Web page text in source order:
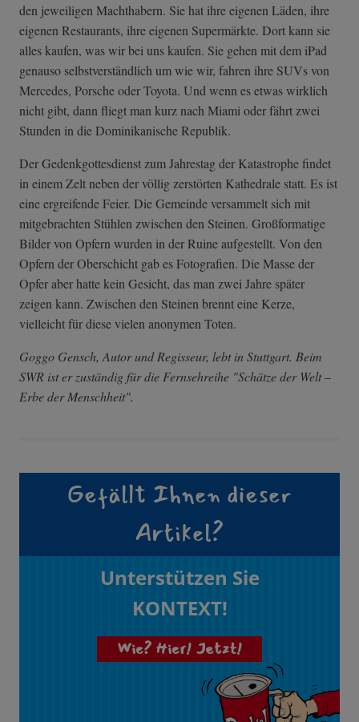
den jeweiligen Machthabern. Sie hat ihre eigenen Läden, ihre
eigenen Restaurants, ihre eigenen Supermärkte. Dort kann sie
alles kaufen, was wir bei uns kaufen. Sie gehen mit dem iPad
genauso selbstverständlich um wie wir, fahren ihre SUVs von
Mercedes, Porsche oder Toyota. Und wenn es etwas wirklich
nicht gibt, dann fliegt man kurz nach Miami oder fährt zwei
Stunden in die Dominikanische Republik.
Der Gedenkgottesdienst zum Jahrestag der Katastrophe findet
in einem Zelt neben der völlig zerstörten Kathedrale statt. Es ist
eine ergreifende Feier. Die Gemeinde versammelt sich mit
mitgebrachten Stühlen zwischen den Steinen. Großformatige
Bilder von Opfern wurden in der Ruine aufgestellt. Von den
Opfern der Oberschicht gab es Fotografien. Die Masse der
Opfer aber hatte kein Gesicht, das man zwei Jahre später
zeigen kann. Zwischen den Steinen brennt eine Kerze,
vielleicht für diese vielen anonymen Toten.
Goggo Gensch, Autor und Regisseur, lebt in Stuttgart. Beim
SWR ist er zuständig für die Fernsehreihe "Schätze der Welt–
Erbe der Menschheit".
Gefällt Ihnen dieser
Artikel?
Unterstützen Sie
KONTEXT!
Wie? Hier! Jetzt!